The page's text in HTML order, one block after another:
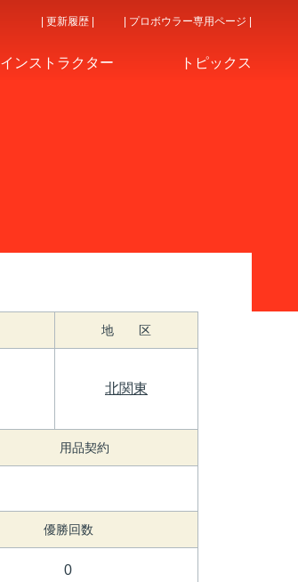
インストラクター トピックス
| 更新履歴 | | プロボウラー専用ページ |
地 区
北関東
用品契約
優勝回数
0